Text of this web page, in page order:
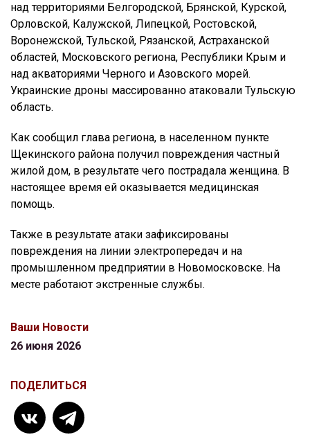
над территориями Белгородской, Брянской, Курской,
Орловской, Калужской, Липецкой, Ростовской,
Воронежской, Тульской, Рязанской, Астраханской
областей, Московского региона, Республики Крым и
над акваториями Черного и Азовского морей.
Украинские дроны массированно атаковали Тульскую
область.
Как сообщил глава региона, в населенном пункте
Щекинского района получил повреждения частный
жилой дом, в результате чего пострадала женщина. В
настоящее время ей оказывается медицинская
помощь.
Также в результате атаки зафиксированы
повреждения на линии электропередач и на
промышленном предприятии в Новомосковске. На
месте работают экстренные службы.
Ваши Новости
26 июня 2026
ПОДЕЛИТЬСЯ